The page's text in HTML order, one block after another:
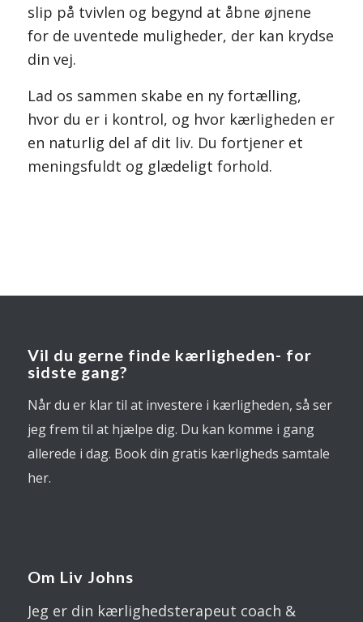
slip på tvivlen og begynd at åbne øjnene
for de uventede muligheder, der kan krydse
din vej.
Lad os sammen skabe en ny fortælling,
hvor du er i kontrol, og hvor kærligheden er
en naturlig del af dit liv. Du fortjener et
meningsfuldt og glædeligt forhold.
Vil du gerne finde kærligheden- for
sidste gang?
Når du er klar til at investere i kærligheden, så ser
jeg frem til at hjælpe dig. Du kan komme i gang
allerede i dag. Book din gratis kærligheds samtale
her.
Om Liv Johns
Jeg er din kærlighedsterapeut coach &